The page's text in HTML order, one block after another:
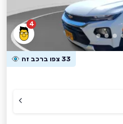
4
33 צפו ברכב זה